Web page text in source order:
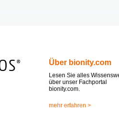
Über bionity.com
Lesen Sie alles
über unser Fachportal
bionity.com.
mehr erfahren >